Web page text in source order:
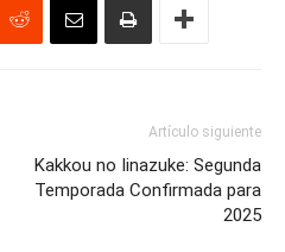
Artículo siguiente
Kakkou no Iinazuke: Segunda
Temporada Confirmada para
2025